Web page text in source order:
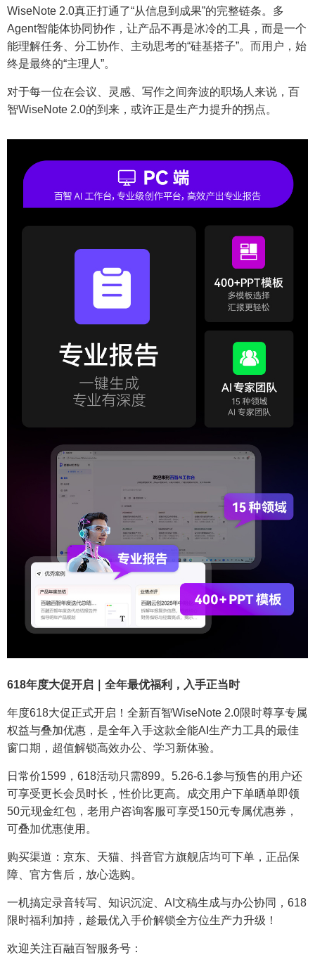
WiseNote 2.0真正打通了“从信息到成果”的完整链条。多
Agent智能体协同协作，让产品不再是冰冷的工具，而是一个
能理解任务、分工协作、主动思考的“硅基搭子”。而用户，始
终是最终的“主理人”。
对于每一位在会议、灵感、写作之间奔波的职场人来说，百
智WiseNote 2.0的到来，或许正是生产力提升的拐点。
618年度大促开启｜全年最优福利，入手正当时
年度618大促正式开启！全新百智WiseNote 2.0限时尊享专属
权益与叠加优惠，是全年入手这款全能AI生产力工具的最佳
窗口期，超值解锁高效办公、学习新体验。
日常价1599，618活动只需899。5.26-6.1参与预售的用户还
可享受更长会员时长，性价比更高。成交用户下单晒单即领
50元现金红包，老用户咨询客服可享受150元专属优惠券，
可叠加优惠使用。
购买渠道：京东、天猫、抖音官方旗舰店均可下单，正品保
障、官方售后，放心选购。
一机搞定录音转写、知识沉淀、AI文稿生成与办公协同，618
限时福利加持，趁最优入手价解锁全方位生产力升级！
欢迎关注百融百智服务号：